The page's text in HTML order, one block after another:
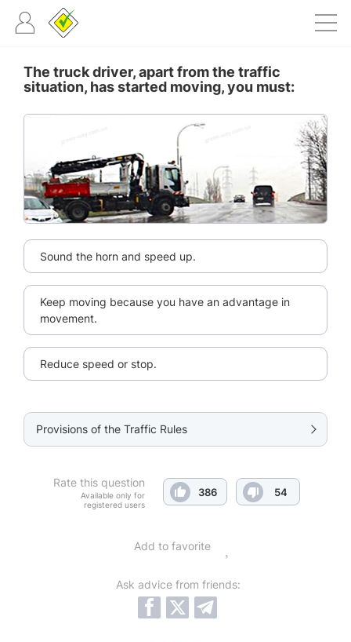
The truck driver, apart from the traffic
situation, has started moving, you must:
Sound the horn and speed up.
Keep moving because you have an advantage in
movement.
Reduce speed or stop.
Provisions of the Traffic Rules
Rate this question
Available only for
registered users
386 54
Add to favorite
Ask advice from friends: